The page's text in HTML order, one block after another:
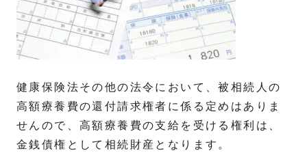
健康保険法その他の法令において、被相続人の
高額療養費の還付請求権者に係る定めはありま
せんので、高額療養費の支給を受ける権利は、
金銭債権として相続財産となります。